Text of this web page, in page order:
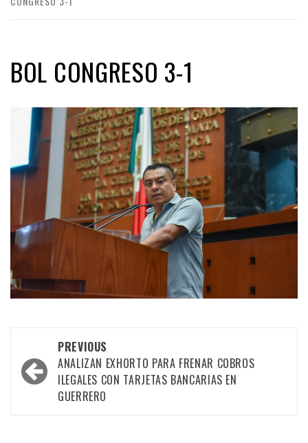
BOL CONGRESO 3-1
navigation
PREVIOUS
ANALIZAN EXHORTO PARA FRENAR COBROS
ILEGALES CON TARJETAS BANCARIAS EN
GUERRERO